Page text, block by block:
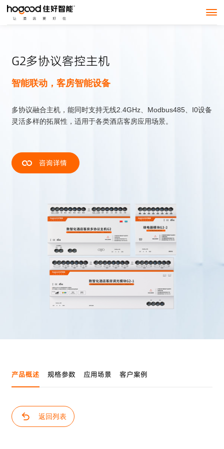
G2多协议客控主机
智能联动，客房智能设备
多协议融合主机，能同时支持无线2.4GHz、Modbus485、I0设备
灵活多样的拓展性，适用于各类酒店客房应用场景。
咨询详情
产品概述 规格参数 应用场景 客户案例
返回列表
提交留言